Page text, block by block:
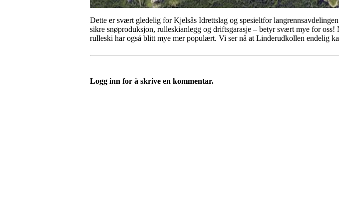
Dette er svært gledelig for Kjelsås Idrettslag og spesieltfor
sikre snøproduksjon, rulleskianlegg og driftsgarasje – betyr svært mye for
rulleski har også blitt mye mer populært. Vi ser nå at Linderudkollen endelig
Logg inn for å skrive en kommentar.